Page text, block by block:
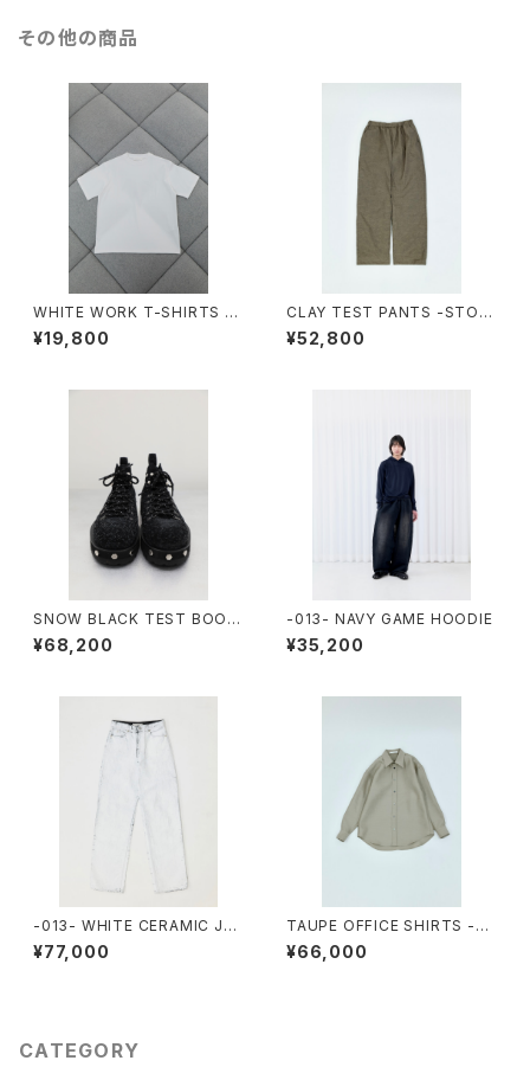
その他の商品
WHITE WORK T-SHIRTS -S
TORE EXCLUSIVE-
¥19,800
CLAY TEST PANTS -STOR
E EXCLUSIVE-
¥52,800
SNOW BLACK TEST BOOT
S
¥68,200
-013- NAVY GAME HOODIE
¥35,200
-013- WHITE CERAMIC JEA
NS
¥77,000
TAUPE OFFICE SHIRTS -S
TORE EXCLUSIVE-
¥66,000
CATEGORY